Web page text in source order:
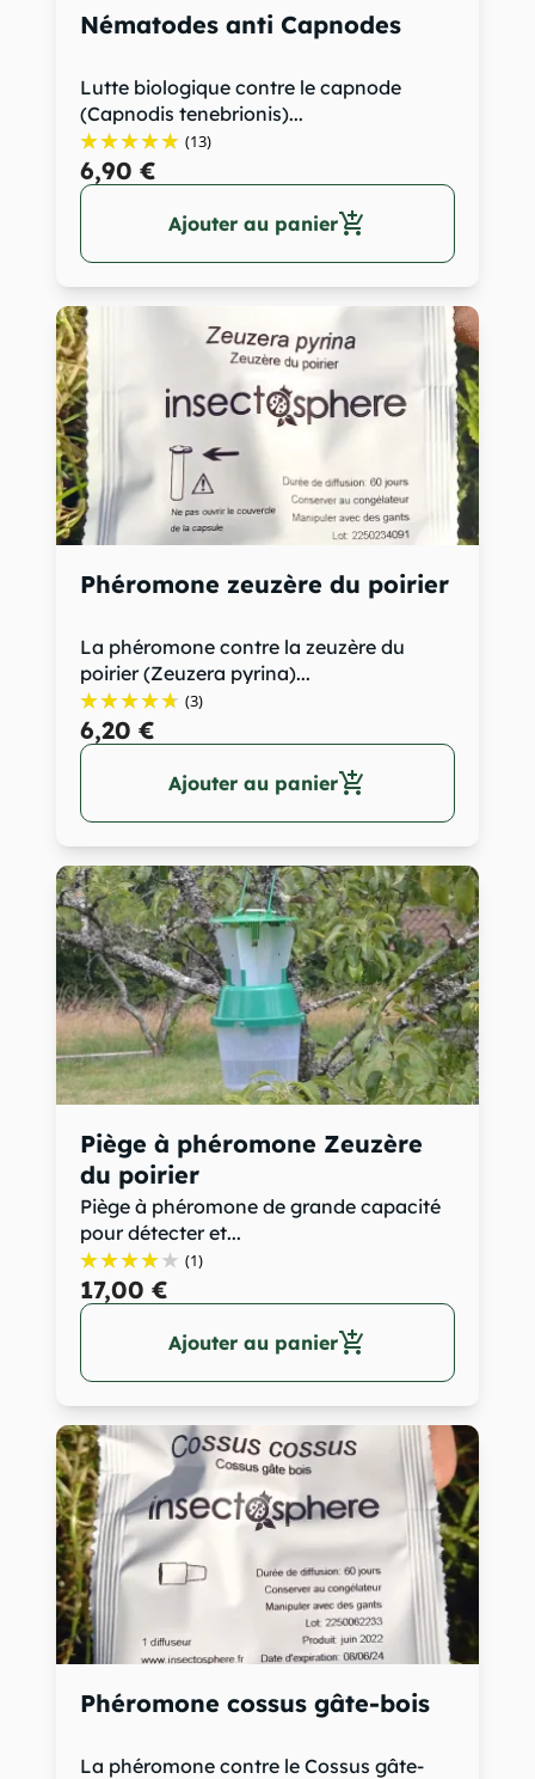
Nématodes anti Capnodes
Lutte biologique contre le capnode
(Capnodis tenebrionis)...
(13)
6,90 €
Ajouter au panieradd_shopping_cart
Phéromone zeuzère du poirier
La phéromone contre la zeuzère du
poirier (Zeuzera pyrina)...
(3)
6,20 €
Ajouter au panieradd_shopping_cart
Piège à phéromone Zeuzère
du poirier
Piège à phéromone de grande capacité
pour détecter et...
(1)
17,00 €
Ajouter au panieradd_shopping_cart
Phéromone cossus gâte-bois
La phéromone contre le Cossus gâte-